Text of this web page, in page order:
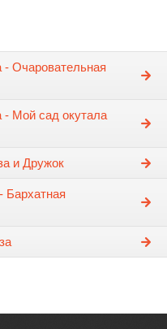
Очаровательная
Мой сад окутала
и Дружок
Бархатная